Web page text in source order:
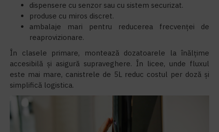
dispensere cu senzor sau cu sistem securizat.
produse cu miros discret.
ambalaje mari pentru reducerea frecvenței de
reaprovizionare.
În clasele primare, montează dozatoarele la înălțime
accesibilă și asigură supraveghere. În licee, unde fluxul
este mai mare, canistrele de 5L reduc costul per doză și
simplifică logistica.